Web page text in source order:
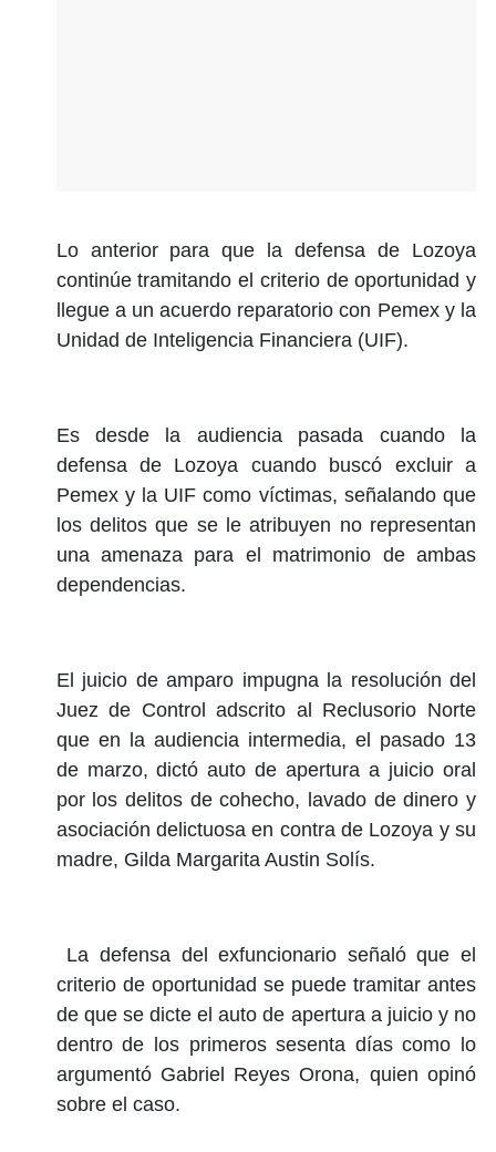
Lo anterior para que la defensa de Lozoya
continúe tramitando el criterio de oportunidad y
llegue a un acuerdo reparatorio con Pemex y la
Unidad de Inteligencia Financiera (UIF).
Es desde la audiencia pasada cuando la
defensa de Lozoya cuando buscó excluir a
Pemex y la UIF como víctimas, señalando que
los delitos que se le atribuyen no representan
una amenaza para el matrimonio de ambas
dependencias.
El juicio de amparo impugna la resolución del
Juez de Control adscrito al Reclusorio Norte
que en la audiencia intermedia, el pasado 13
de marzo, dictó auto de apertura a juicio oral
por los delitos de cohecho, lavado de dinero y
asociación delictuosa en contra de Lozoya y su
madre, Gilda Margarita Austin Solís.
La defensa del exfuncionario señaló que el
criterio de oportunidad se puede tramitar antes
de que se dicte el auto de apertura a juicio y no
dentro de los primeros sesenta días como lo
argumentó Gabriel Reyes Orona, quien opinó
sobre el caso.